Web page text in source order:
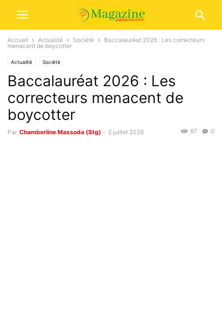
Accueil Actualité Société
Baccalauréat 2026 : Les correcteurs
menacent de boycotter
Actualité Société
Baccalauréat 2026 : Les
correcteurs menacent de
boycotter
Par Chamberline Massoda (Stg) - 2 juillet 2026 0
87